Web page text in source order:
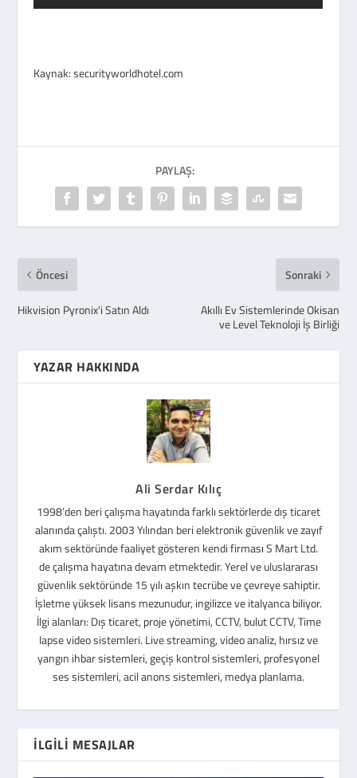
Kaynak: securityworldhotel.com
PAYLAŞ:
Öncesi
Hikvision Pyronix'i Satın Aldı
Sonraki
Akıllı Ev Sistemlerinde Okisan
ve Level Teknoloji İş Birliği
YAZAR HAKKINDA
Ali Serdar Kılıç
1998’den beri çalışma hayatında farklı sektörlerde dış ticaret
alanında çalıştı. 2003 Yılından beri elektronik güvenlik ve zayıf
akım sektöründe faaliyet gösteren kendi firması S Mart Ltd.
de çalışma hayatına devam etmektedir. Yerel ve uluslararası
güvenlik sektöründe 15 yılı aşkın tecrübe ve çevreye sahiptir.
İşletme yüksek lisans mezunudur, ingilizce ve italyanca biliyor.
İlgi alanları: Dış ticaret, proje yönetimi, CCTV, bulut CCTV, Time
lapse video sistemleri. Live streaming, video analiz, hırsız ve
yangın ihbar sistemleri, geçiş kontrol sistemleri, profesyonel
ses sistemleri, acil anons sistemleri, medya planlama.
İLGILI MESAJLAR